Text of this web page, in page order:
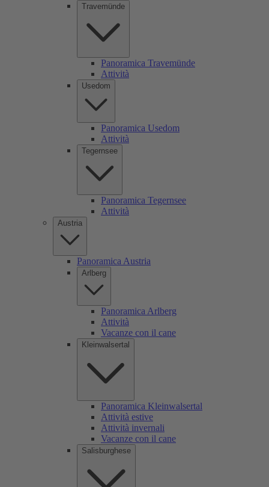
Travemünde
Panoramica Travemünde
Attività
Usedom
Panoramica Usedom
Attività
Tegernsee
Panoramica Tegernsee
Attività
Austria
Panoramica Austria
Arlberg
Panoramica Arlberg
Attività
Vacanze con il cane
Kleinwalsertal
Panoramica Kleinwalsertal
Attività estive
Attività invernali
Vacanze con il cane
Salisburghese